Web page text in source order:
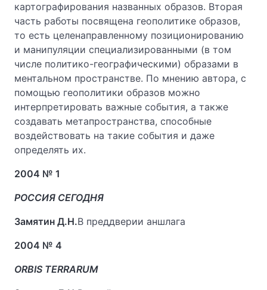
картографирования названных образов. Вторая
часть работы посвящена геополитике образов,
то есть целенаправленному позиционированию
и манипуляции специализированными (в том
числе политико-географическими) образами в
ментальном пространстве. По мнению автора, с
помощью геополитики образов можно
интерпретировать важные события, а также
создавать метапространства, способные
воздействовать на такие события и даже
определять их.
2004 № 1
РОССИЯ СЕГОДНЯ
Замятин Д.Н.В преддверии аншлага
2004 № 4
ORBIS TERRARUM